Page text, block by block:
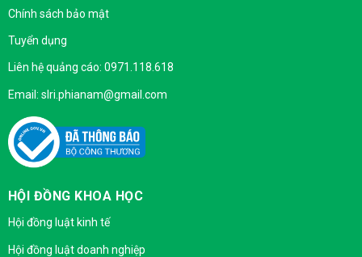
Chính sách bảo mật
Tuyển dụng
Liên hệ quảng cáo: 0971.118.618
Email: slri.phianam@gmail.com
HỘI ĐỒNG KHOA HỌC
Hội đồng luật kinh tế
Hội đồng luật doanh nghiệp